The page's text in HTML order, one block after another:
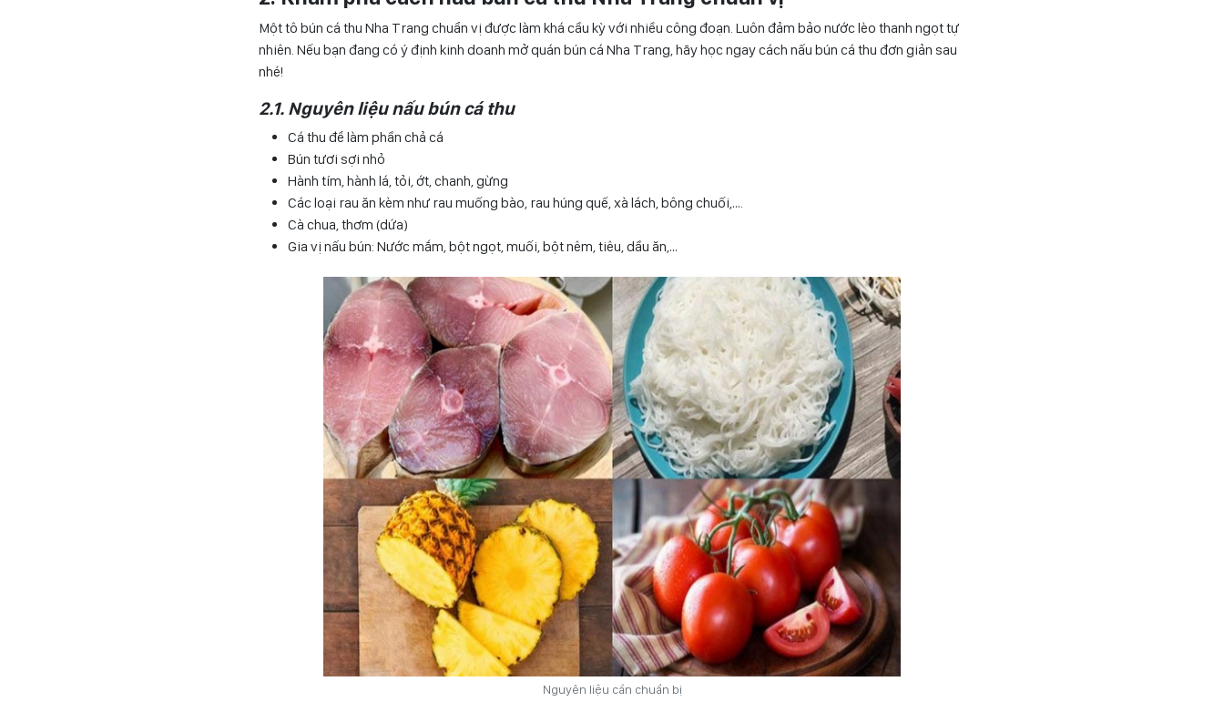
Một tô bún cá thu Nha Trang chuẩn vị được làm khá cầu kỳ với nhiều công đoạn. Luôn đảm bảo nước lèo thanh ngọt tự
nhiên. Nếu bạn đang có ý định kinh doanh mở quán bún cá Nha Trang, hãy học ngay cách nấu bún cá thu đơn giản sau
nhé!
2.1. Nguyên liệu nấu bún cá thu
Cá thu để làm phần chả cá
Bún tươi sợi nhỏ
Hành tím, hành lá, tỏi, ớt, chanh, gừng
Các loại rau ăn kèm như rau muống bào, rau húng quế, xà lách, bông chuối,….
Cà chua, thơm (dứa)
Gia vị nấu bún: Nước mắm, bột ngọt, muối, bột nêm, tiêu, dầu ăn,…
Nguyên liệu cần chuẩn bị